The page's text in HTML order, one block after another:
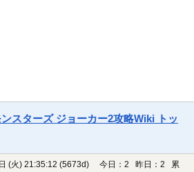
スターズ ジョーカー2攻略Wiki トッ
(火) 21:35:12 (5673d)
今日：2 昨日：2 累